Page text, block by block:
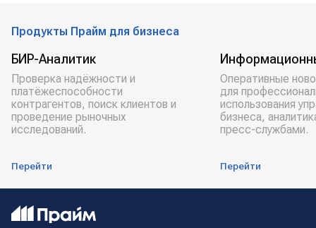
Продукты Прайм для бизнеса
БИР-Аналитик
Проверка надёжности и
платёжеспособности
контрагентов, поиск клиентов и
проведение рыночных
исследований.
Перейти
Оперативные
для
использования
бизнеса,
пресс-службами.
Перейти